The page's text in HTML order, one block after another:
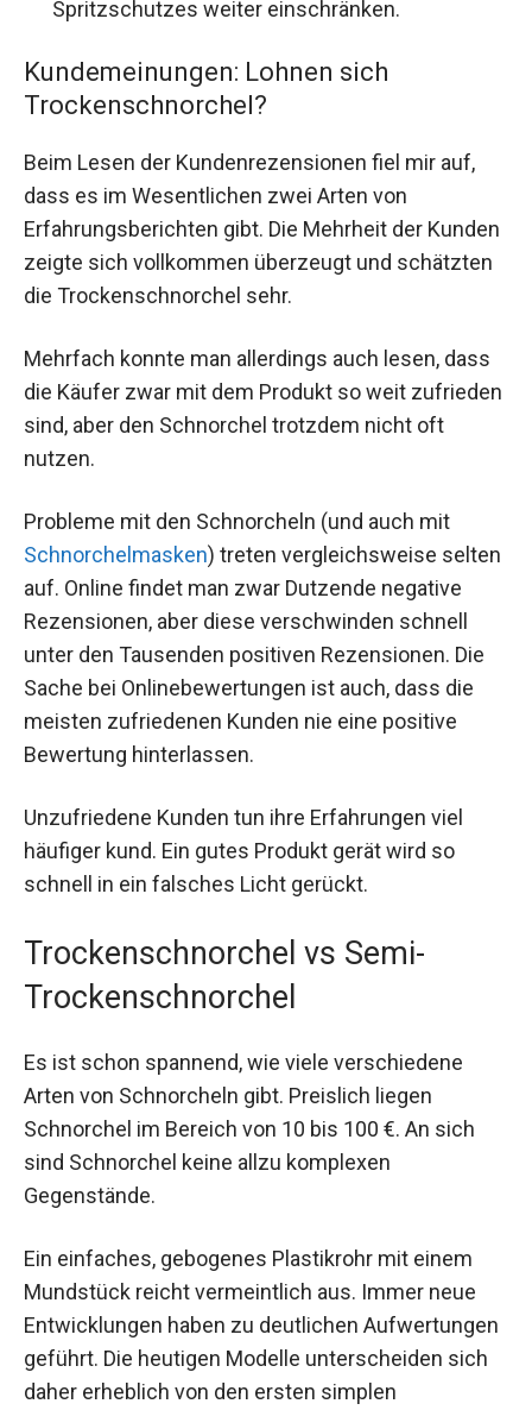
Spritzschutzes weiter einschränken.
Kundemeinungen: Lohnen sich
Trockenschnorchel?
Beim Lesen der Kundenrezensionen fiel mir auf,
dass es im Wesentlichen zwei Arten von
Erfahrungsberichten gibt. Die Mehrheit der Kunden
zeigte sich vollkommen überzeugt und schätzten
die Trockenschnorchel sehr.
Mehrfach konnte man allerdings auch lesen, dass
die Käufer zwar mit dem Produkt so weit zufrieden
sind, aber den Schnorchel trotzdem nicht oft
nutzen.
Probleme mit den Schnorcheln (und auch mit
Schnorchelmasken) treten vergleichsweise selten
auf. Online findet man zwar Dutzende negative
Rezensionen, aber diese verschwinden schnell
unter den Tausenden positiven Rezensionen. Die
Sache bei Onlinebewertungen ist auch, dass die
meisten zufriedenen Kunden nie eine positive
Bewertung hinterlassen.
Unzufriedene Kunden tun ihre Erfahrungen viel
häufiger kund. Ein gutes Produkt gerät wird so
schnell in ein falsches Licht gerückt.
Trockenschnorchel vs Semi-
Trockenschnorchel
Es ist schon spannend, wie viele verschiedene
Arten von Schnorcheln gibt. Preislich liegen
Schnorchel im Bereich von 10 bis 100 €. An sich
sind Schnorchel keine allzu komplexen
Gegenstände.
Ein einfaches, gebogenes Plastikrohr mit einem
Mundstück reicht vermeintlich aus. Immer neue
Entwicklungen haben zu deutlichen Aufwertungen
geführt. Die heutigen Modelle unterscheiden sich
daher erheblich von den ersten simplen